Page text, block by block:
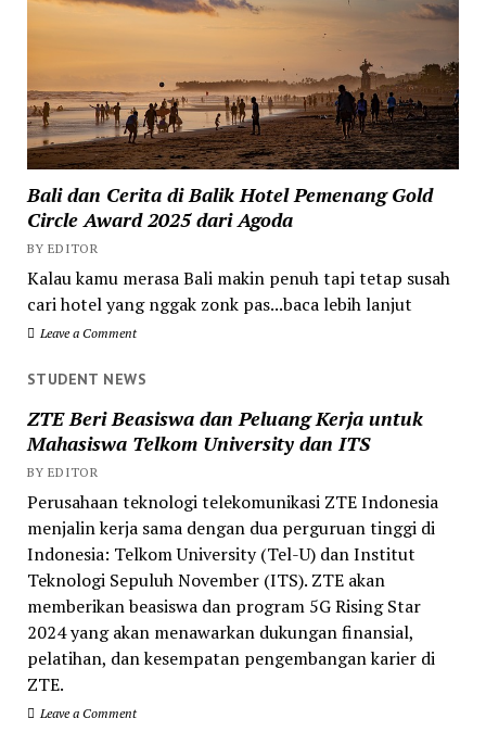
Bali dan Cerita di Balik Hotel Pemenang Gold
Circle Award 2025 dari Agoda
BY EDITOR
Kalau kamu merasa Bali makin penuh tapi tetap susah
cari hotel yang nggak zonk pas...baca lebih lanjut
Leave a Comment
STUDENT NEWS
ZTE Beri Beasiswa dan Peluang Kerja untuk
Mahasiswa Telkom University dan ITS
BY EDITOR
Perusahaan teknologi telekomunikasi ZTE Indonesia
menjalin kerja sama dengan dua perguruan tinggi di
Indonesia: Telkom University (Tel-U) dan Institut
Teknologi Sepuluh November (ITS). ZTE akan
memberikan beasiswa dan program 5G Rising Star
2024 yang akan menawarkan dukungan finansial,
pelatihan, dan kesempatan pengembangan karier di
ZTE.
Leave a Comment